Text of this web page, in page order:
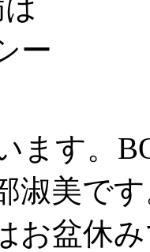
ます。
淑美で
お盆休